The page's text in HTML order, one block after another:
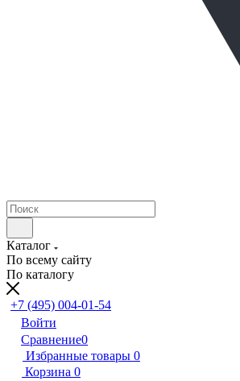
Каталог
По всему сайту
По каталогу
+7 (495) 004-01-54
Войти
Сравнение0
Избранные товары 0
Корзина 0